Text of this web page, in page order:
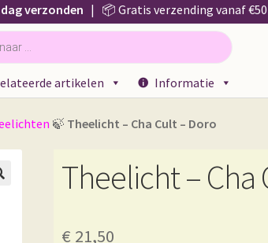
verzonden | 📦 Gratis verzending vanaf €50
artikelen Informatie
🍃 Theelicht – Cha Cult – Doro
Theelicht – Cha
€ 21,50